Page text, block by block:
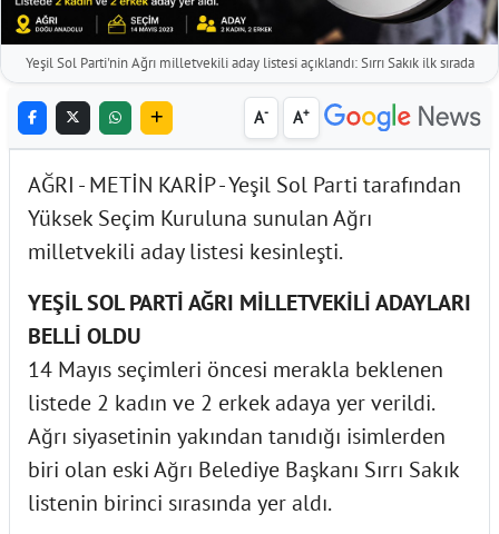
Yeşil Sol Parti'nin Ağrı milletvekili aday listesi açıklandı: Sırrı Sakık ilk sırada
A- A+
AĞRI - METİN KARİP - Yeşil Sol Parti tarafından
Yüksek Seçim Kuruluna sunulan Ağrı
milletvekili aday listesi kesinleşti.
YEŞİL SOL PARTİ AĞRI MİLLETVEKİLİ ADAYLARI
BELLİ OLDU
14 Mayıs seçimleri öncesi merakla beklenen
listede 2 kadın ve 2 erkek adaya yer verildi.
Ağrı siyasetinin yakından tanıdığı isimlerden
biri olan eski Ağrı Belediye Başkanı Sırrı Sakık
listenin birinci sırasında yer aldı.